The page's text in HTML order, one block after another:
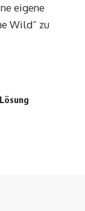
eigene
Wild“ zu